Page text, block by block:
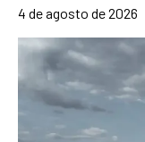
4 de agosto de 2026